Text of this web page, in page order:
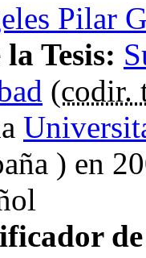
Pilar
Tesis:
(codir.
) en
de